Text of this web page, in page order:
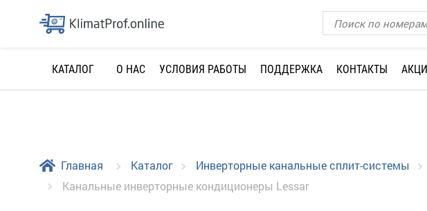
КАТАЛОГ О НАС УСЛОВИЯ РАБОТЫ ПОДДЕРЖКА КОНТАКТЫ
Главная Каталог Инверторные канальные сплит-системы
Канальные инверторные кондиционеры Lessar